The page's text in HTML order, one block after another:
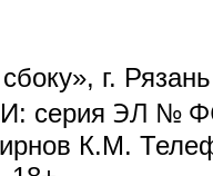
г.
серия ЭЛ №
К.М.
sends e-mail)